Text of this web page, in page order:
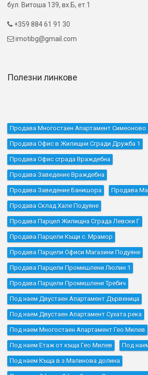
бул. Витоша 139, вх.Б, ет.1
 +359 884 61 91 30
 imotibg@gmail.com
Полезни линкове
Продава Многостаен Апартамент Симеоново
Продава Офис в Жилищни Сгради Дружба 1
Продава Офис сграда Враждебна
Продава Заведение Враждебна
Продава Заведение Банишора Продава
Продава Склад Хале Подуяне
Продава Парцел Жилищна Сграда Левски Г
Продава Парцели Къщи с. Мрамор
Продава Парцели Офиси Магазини Подуяне
Продава Парцели Промишлени Люлин 1
Продава Парцели Промишлени Требич
Под наем Двустаен Апартамент Дървеница
Под наем Двустаен Апартамент Сухата река
Под наем Многостаен Апартамент Гео Милев
Под наем Етаж от къща Гео Милев Под
Под наем Къщa в.з.Малинова долина